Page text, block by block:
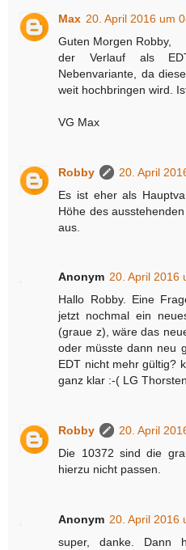
Max 20. April 2016 um
Guten Morgen Robby,
der Verlauf als
Nebenvariante, da
weit hochbringen wird.
VG Max
Robby
20. April
Es ist eher als
Höhe des
aus.
Anonym 20. April 2016
Hallo Robby. Eine
jetzt nochmal ein
(graue z), wäre das
oder müsste dann neu
EDT nicht mehr gültig?
ganz klar :-( LG Thorsten
Robby
20. April
Die 10372 sind die
hierzu nicht passen.
Anonym 20. April 2016
super, danke. Dann